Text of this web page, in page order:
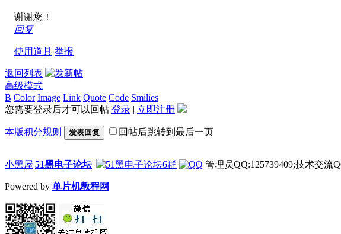
谢谢您！
回复
使用道具 举报
返回列表
高级模式
B Color Image Link Quote Code Smilies
您需要登录后才可以回帖 登录 | 立即注册
本版积分规则 发表回复 回帖后跳转到最后一页
小黑屋|51黑电子论坛 | 管理员QQ:125739409;技术交流
Powered by 单片机教程网